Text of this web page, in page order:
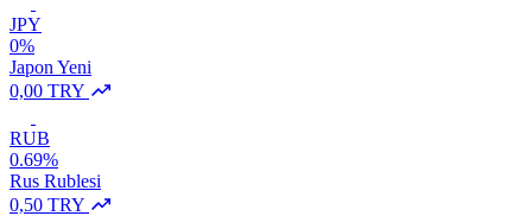
JPY
0%
Japon Yeni
0,00 TRY
RUB
0.69%
Rus Rublesi
0,50 TRY